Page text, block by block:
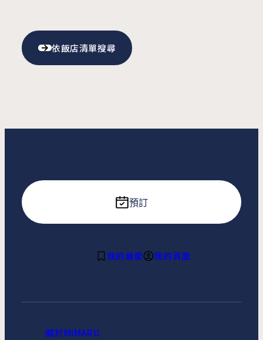
依飯店清單搜尋
預訂
我的最愛 我的頁面
關於MIMARU